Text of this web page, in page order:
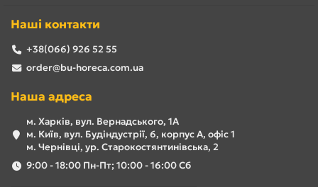
Наші контакти
+38(066) 926 52 55
order@bu-horeca.com.ua
Наша адреса
м. Харків, вул. Вернадського, 1А
м. Київ, вул. Будіндустрії, 6, корпус А, офіс 1
м. Чернівці, ур. Старокостянтинівська, 2
9:00 - 18:00 Пн-Пт; 10:00 - 16:00 Сб